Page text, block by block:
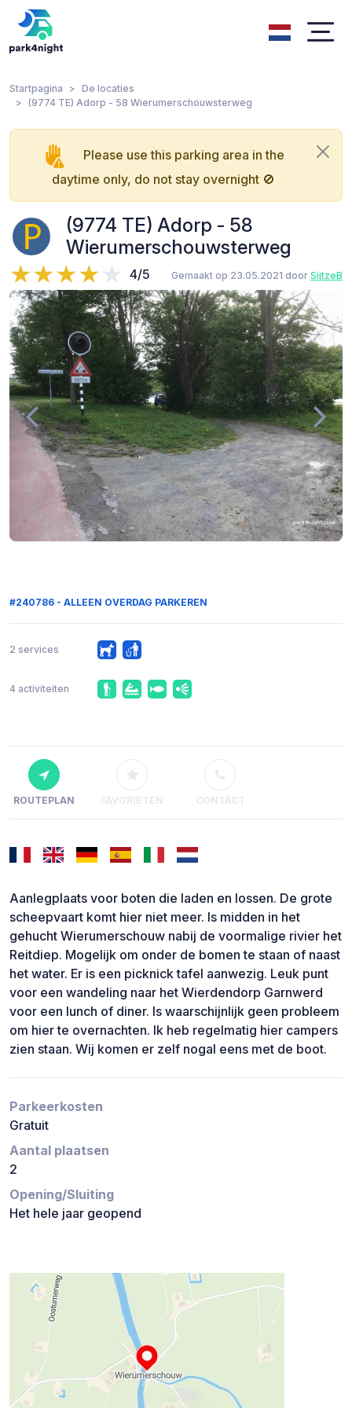
Startpagina
De locaties
(9774 TE) Adorp - 58 Wierumerschouwsterweg
Please use this parking area in the
daytime only, do not stay overnight 🚫
(9774 TE) Adorp - 58
Wierumerschouwsterweg
4/5 Gemaakt op 23.05.2021 door SijtzeB
#240786 - ALLEEN OVERDAG PARKEREN
2 services
4 activiteiten
ROUTEPLAN FAVORIETEN CONTACT
Aanlegplaats voor boten die laden en lossen. De grote
scheepvaart komt hier niet meer. Is midden in het
gehucht Wierumerschouw nabij de voormalige rivier het
Reitdiep. Mogelijk om onder de bomen te staan of naast
het water. Er is een picknick tafel aanwezig. Leuk punt
voor een wandeling naar het Wierdendorp Garnwerd
voor een lunch of diner. Is waarschijnlijk geen probleem
om hier te overnachten. Ik heb regelmatig hier campers
zien staan. Wij komen er zelf nogal eens met de boot.
Parkeerkosten
Gratuit
Aantal plaatsen
2
Opening/Sluiting
Het hele jaar geopend